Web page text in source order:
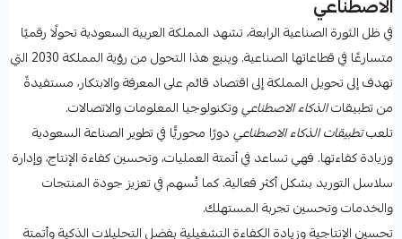
الاصطناعي
في ظل الثورة الصناعية الرابعة، تشهد المملكة العربية السعودية تحولًا رقميًا
متسارعًا في قطاعاتها الصناعية. وينبع هذا التحول من رؤية المملكة 2030 التي
تهدف إلى تحويل المملكة إلى اقتصاد قائم على المعرفة والابتكار، مستفيدةً
من تطبيقاتالذكاء الاصطناعيوتكنولوجيا المعلومات والاتصالات.
تلعبتطبيقات الذكاء الاصطناعيدورًا محوريًّا في تطوير الصناعة السعودية
وزيادة كفاءتها. فهي تساعد في أتمتة العمليات، وتحسين كفاءة الإنتاج، وإدارة
سلاسل التوريد بشكل أكثر فعالية. كما تُسهم في تعزيز جودة المنتجات
والخدمات وتحسين تجربة المستهلك.
تحسين الإنتاجية وزيادة الكفاءة التشغيلية بفضل التحليلات الذكية وأتمتة